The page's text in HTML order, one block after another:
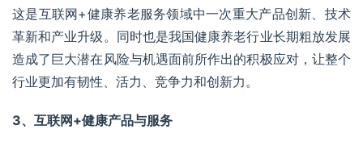
这是互联网+健康养老服务领域中一次重大产品创新、技术
革新和产业升级。同时也是我国健康养老行业长期粗放发展
造成了巨大潜在风险与机遇面前所作出的积极应对，让整个
行业更加有韧性、活力、竞争力和创新力。
3、互联网+健康产品与服务